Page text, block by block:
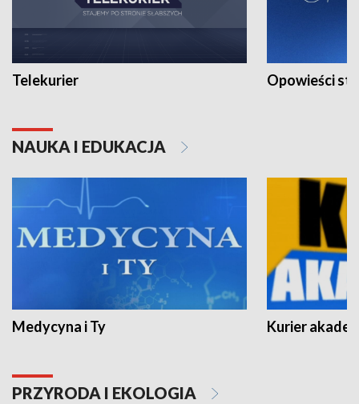
Telekurier Opowieści
NAUKA I EDUKACJA
Medycyna i Ty Kurier
PRZYRODA I EKOLOGIA